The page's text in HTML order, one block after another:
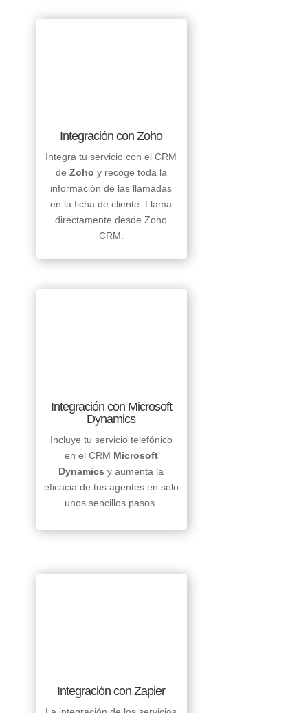
Integración con Zoho
Integra tu servicio con el CRM
de Zoho y recoge toda la
información de las llamadas
en la ficha de cliente. Llama
directamente desde Zoho
CRM.
Integración con Microsoft
Dynamics
Incluye tu servicio telefónico
en el CRM Microsoft
Dynamics y aumenta la
eficacia de tus agentes en solo
unos sencillos pasos.
Integración con Zapier